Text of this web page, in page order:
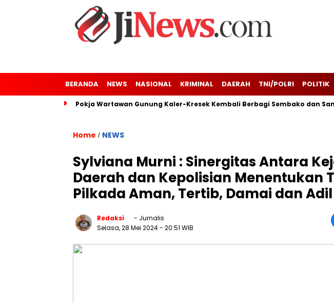
BERANDA NEWS NASIONAL KRIMINAL DAERAH TNI/POLRI POLITIK
Pokja Wartawan Gunung Kaler-Kresek Kembali Berbagi Sembako dan
Home / NEWS
Sylviana Murni : Sinergitas Antara
Daerah dan Kepolisian Menentukan
Pilkada Aman, Tertib, Damai dan Adil
Redaksi
- Jurnalis
Selasa, 28 Mei 2024- 20:51 WIB